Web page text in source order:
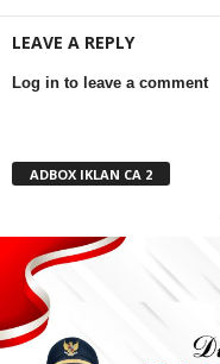
LEAVE A REPLY
Log in to leave a comment
ADBOX IKLAN CA 2